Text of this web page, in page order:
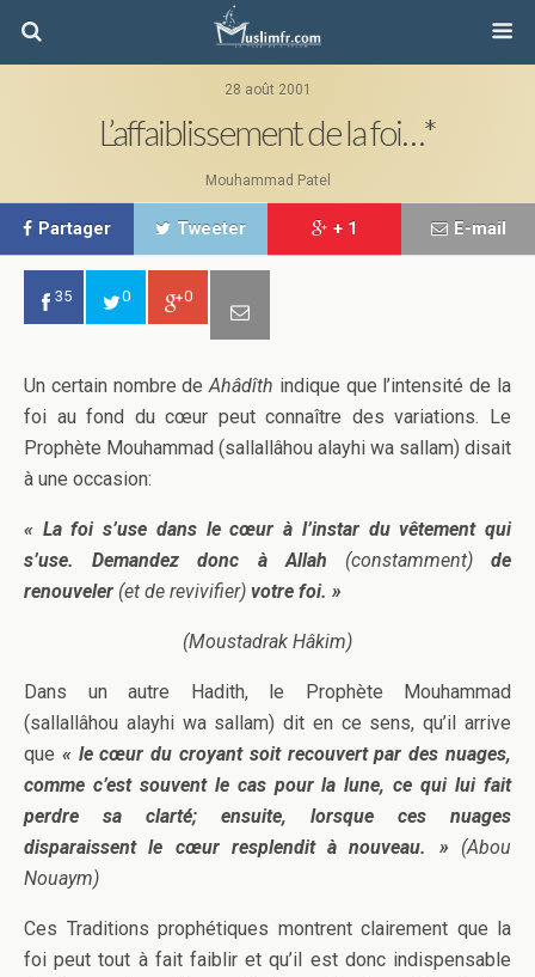
28 août 2001
L’affaiblissement de la foi…*
Mouhammad Patel
Partager Tweeter + 1 E-mail
35 0 0
Un certain nombre deAhâdîth indique que l’intensité de la
foi au fond du cœur peut connaître des variations. Le
Prophète Mouhammad (sallallâhou alayhi wa sallam) disait
à une occasion:
« La foi s’use dans le cœur à l’instar du vêtement qui
s’use. Demandez donc à Allah (constamment)de
renouveler (et de revivifier) votre foi. »
(Moustadrak Hâkim)
Dans un autre Hadith, le Prophète Mouhammad
(sallallâhou alayhi wa sallam) dit en ce sens, qu’il arrive
que « le cœur du croyant soit recouvert par des nuages,
comme c’est souvent le cas pour la lune, ce qui lui fait
perdre sa clarté; ensuite, lorsque ces nuages
disparaissent le cœur resplendit à nouveau. » (Abou
Nouaym)
Ces Traditions prophétiques montrent clairement que la
foi peut tout à fait faiblir et qu’il est donc indispensable